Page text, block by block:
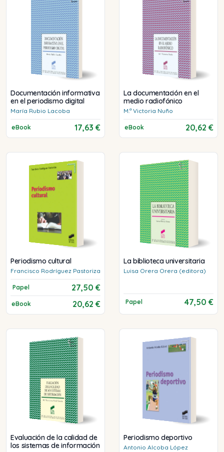
Documentación informativa
en el periodismo digital
María Rubio Lacoba
eBook 17,63 €
La documentación en el
medio radiofónico
M.ª Victoria Nuño
eBook 20,62 €
Periodismo cultural
Francisco Rodríguez Pastoriza
Papel 27,50 €
eBook 20,62 €
La biblioteca universitaria
Luisa Orera Orera (editora)
Papel 47,50 €
Evaluación de la calidad de
los sistemas de información
Periodismo deportivo
Antonio Alcoba López